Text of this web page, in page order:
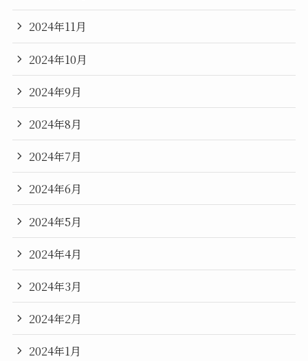
2024年11月
2024年10月
2024年9月
2024年8月
2024年7月
2024年6月
2024年5月
2024年4月
2024年3月
2024年2月
2024年1月